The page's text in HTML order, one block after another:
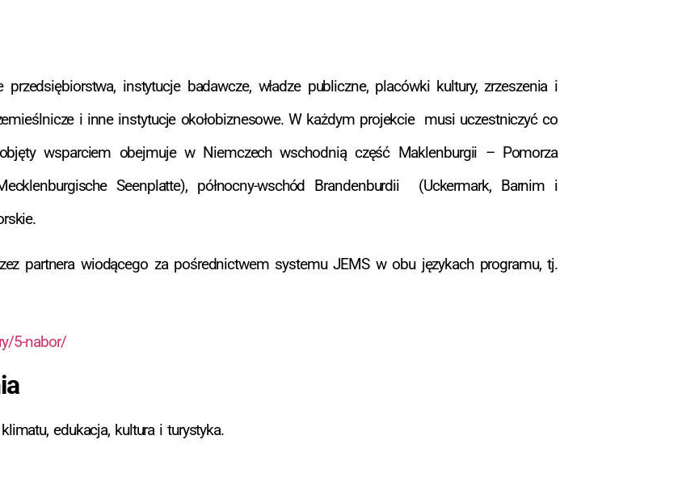
instytucje badawcze, władze publiczne, placówki kultury, zrzeszenia i
i inne instytucje okołobiznesowe. W każdym projekcie musi uczestniczyć co
wsparciem obejmuje w Niemczech wschodnią część Maklenburgii – Pomorza
Seenplatte), północny-wschód Brandenburdii (Uckermark, Barnim i
partnera wiodącego za pośrednictwem systemu JEMS w obu językach programu, tj.
5-nabor/
edukacja, kultura i turystyka.